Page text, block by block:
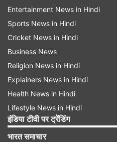
ट्रंप ने पहले भी दी है चेतावनी
यह पहली बार नहीं है जब
चेताया है। इससे पहले ट्रंप ने
था कि ‘‘यह उससे भी कहीं
अनुमान लगाते हैं, या उन्हें
अमेरिका दुनिया के सबसे अच्छे
बनाता है और इनमें से काफी
जानते हैं कि इसका उपयोग कैसे
Entertainment News in Hindi
Sports News in Hindi
Cricket News in Hindi
Business News
Religion News in Hindi
Explainers News in Hindi
Health News in Hindi
Lifestyle News in Hindi
इंडिया टीवी पर ट्रेंडिंग
भारत समाचार